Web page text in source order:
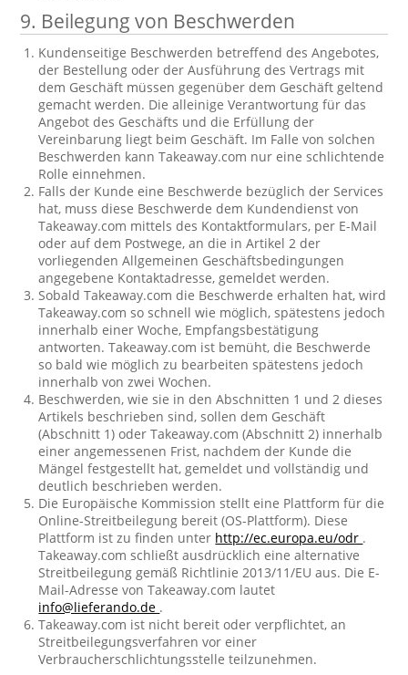
9. Beilegung von Beschwerden
Kundenseitige Beschwerden betreffend des Angebotes,
der Bestellung oder der Ausführung des Vertrags mit
dem Geschäft müssen gegenüber dem Geschäft geltend
gemacht werden. Die alleinige Verantwortung für das
Angebot des Geschäfts und die Erfüllung der
Vereinbarung liegt beim Geschäft. Im Falle von solchen
Beschwerden kann Takeaway.com nur eine schlichtende
Rolle einnehmen.
Falls der Kunde eine Beschwerde bezüglich der Services
hat, muss diese Beschwerde dem Kundendienst von
Takeaway.com mittels des Kontaktformulars, per E-Mail
oder auf dem Postwege, an die in Artikel 2 der
vorliegenden Allgemeinen Geschäftsbedingungen
angegebene Kontaktadresse, gemeldet werden.
Sobald Takeaway.com die Beschwerde erhalten hat, wird
Takeaway.com so schnell wie möglich, spätestens jedoch
innerhalb einer Woche, Empfangsbestätigung
antworten. Takeaway.com ist bemüht, die Beschwerde
so bald wie möglich zu bearbeiten spätestens jedoch
innerhalb von zwei Wochen.
Beschwerden, wie sie in den Abschnitten 1 und 2 dieses
Artikels beschrieben sind, sollen dem Geschäft
(Abschnitt 1) oder Takeaway.com (Abschnitt 2) innerhalb
einer angemessenen Frist, nachdem der Kunde die
Mängel festgestellt hat, gemeldet und vollständig und
deutlich beschrieben werden.
Die Europäische Kommission stellt eine Plattform für die
Online-Streitbeilegung bereit (OS-Plattform). Diese
Plattform ist zu finden unter http://ec.europa.eu/odr .
Takeaway.com schließt ausdrücklich eine alternative
Streitbeilegung gemäß Richtlinie 2013/11/EU aus. Die E-
Mail-Adresse von Takeaway.com lautet
info@lieferando.de .
Takeaway.com ist nicht bereit oder verpflichtet, an
Streitbeilegungsverfahren vor einer
Verbraucherschlichtungsstelle teilzunehmen.